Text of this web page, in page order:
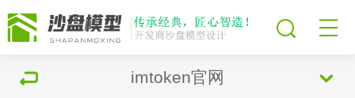
imtoken官网